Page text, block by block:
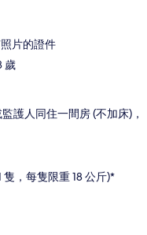
片的證件
歲
護人同住一間房 (不加床)，
，每隻限重 18 公斤)*